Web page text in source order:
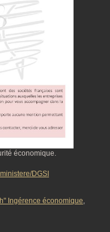
économique.
DGSI
Ingérence économique,